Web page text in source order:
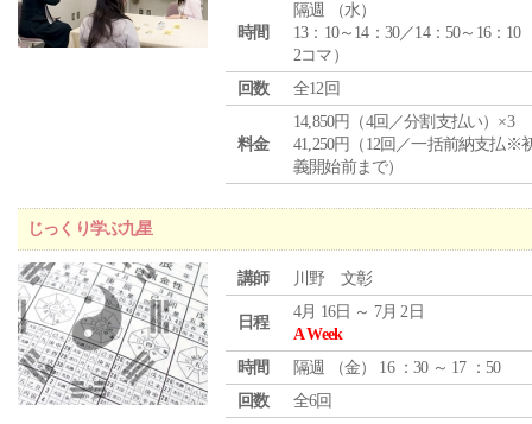
時間
隔週 （水）
13：10～14：30／14：50～16：10
2コマ）
回数
全12回
料金
14,850円（4回／分割支払い）×3
41,250円（12回／一括前納支払※
義開始前まで）
じっくり学ぶ九星
講師 川野 文彰
日程
4月 16日 ～ 7月 2日
A Week
時間
隔週 （金） 16 ：30 ～ 17 ：50
回数
全6回